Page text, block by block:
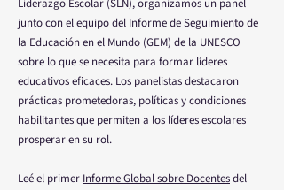
Liderazgo Escolar (SLN), organizamos un panel
junto con el equipo del Informe de Seguimiento de
la Educación en el Mundo (GEM) de la UNESCO
sobre lo que se necesita para formar líderes
educativos eficaces. Los panelistas destacaron
prácticas prometedoras, políticas y condiciones
habilitantes que permiten a los líderes escolares
prosperar en su rol.
Leé el primer Informe Global sobre Docentesdel